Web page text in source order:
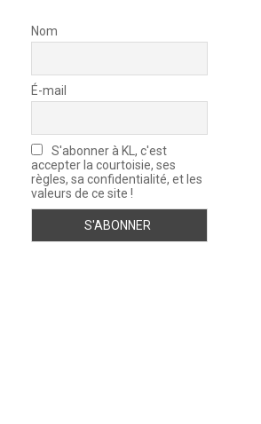
Nom
É-mail
S'abonner à KL, c'est
accepter la courtoisie, ses
règles, sa confidentialité, et les
valeurs de ce site !